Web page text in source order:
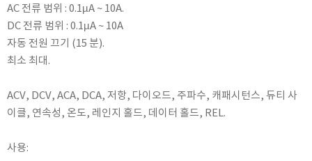
MEIJI TECHNO
Milwaukee Instruments
MITSUBOSHI
OCEANUS
OKANO WORKS
AC 전류 범위 : 0.1µA ~ 10A.
DC 전류 범위 : 0.1µA ~ 10A
자동 전원 끄기 (15 분).
최소 최대.
ACV, DCV, ACA, DCA, 저항, 다이오드, 주파수, 캐패시턴스, 듀티 사
이클, 연속성, 온도, 레인지 홀드, 데이터 홀드, REL.
사용: